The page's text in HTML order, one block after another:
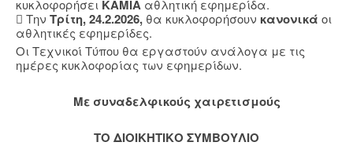
κυκλοφορήσει ΚΑΜΙΑ αθλητική εφημερίδα.
 Την Τρίτη, 24.2.2026, θα κυκλοφορήσουν κανονικά οι
αθλητικές εφημερίδες.
Οι Τεχνικοί Τύπου θα εργαστούν ανάλογα με τις
ημέρες κυκλοφορίας των εφημερίδων.
Mε συναδελφικούς χαιρετισμούς
ΤΟ ΔΙΟΙΚΗΤΙΚΟ ΣΥΜΒΟΥΛΙΟ